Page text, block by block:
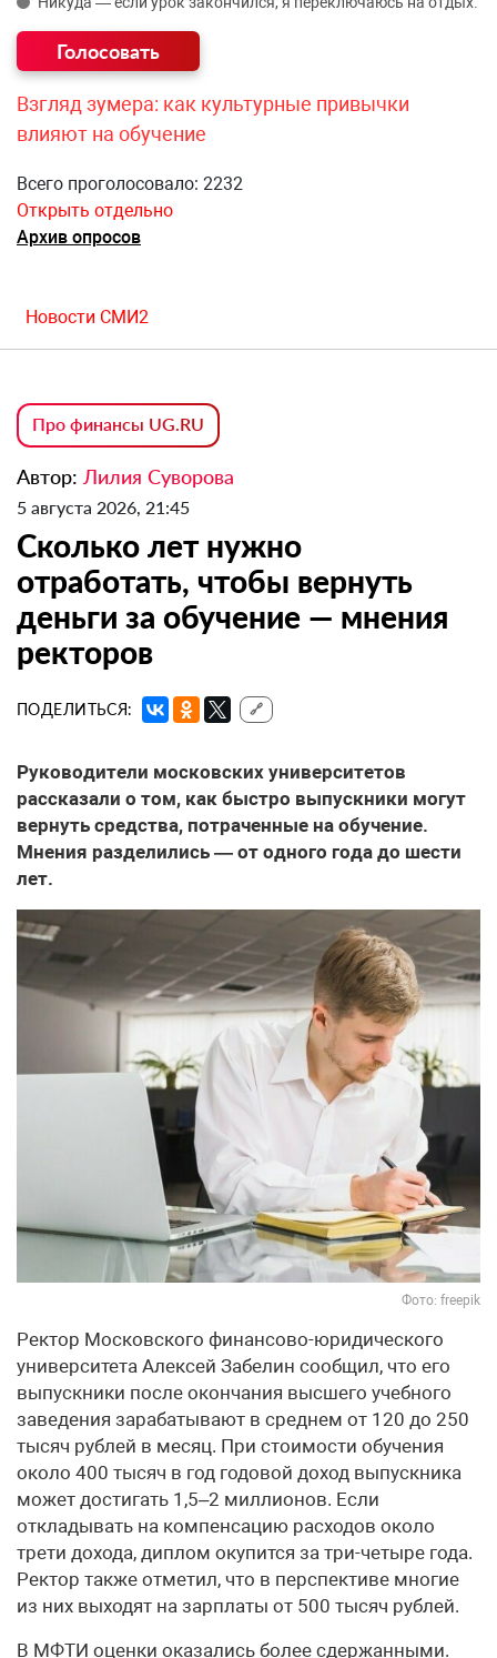
Взгляд зумера: как культурные привычки
влияют на обучение
Всего проголосовало: 2232
Открыть отдельно
Архив опросов
Новости СМИ2
Про финансы UG.RU
Автор: Лилия Суворова
5 августа 2026, 21:45
Сколько лет нужно
отработать, чтобы вернуть
деньги за обучение — мнения
ректоров
ПОДЕЛИТЬСЯ: 🔗
Руководители московских университетов
рассказали о том, как быстро выпускники могут
вернуть средства, потраченные на обучение.
Мнения разделились — от одного года до шести
лет.
Фото: freepik
Ректор Московского финансово-юридического
университета Алексей Забелин сообщил, что его
выпускники после окончания высшего учебного
заведения зарабатывают в среднем от 120 до 250
тысяч рублей в месяц. При стоимости обучения
около 400 тысяч в год годовой доход выпускника
может достигать 1,5–2 миллионов. Если
откладывать на компенсацию расходов около
трети дохода, диплом окупится за три-четыре года.
Ректор также отметил, что в перспективе многие
из них выходят на зарплаты от 500 тысяч рублей.
В МФТИ оценки оказались более сдержанными.